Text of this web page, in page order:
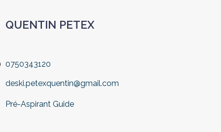
QUENTIN PETEX
0750343120
deski.petexquentin@gmail.com
Pré-Aspirant Guide